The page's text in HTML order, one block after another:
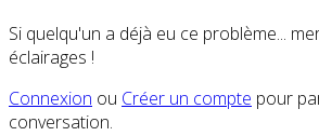
Si quelqu'un a déjà eu ce problème...
éclairages !
Connexion ou Créer un compte pour
conversation.